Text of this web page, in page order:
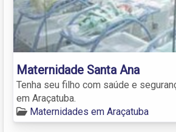
Maternidade Santa Ana
Tenha seu filho com saúde e
em Araçatuba.
Maternidades em Araçatuba